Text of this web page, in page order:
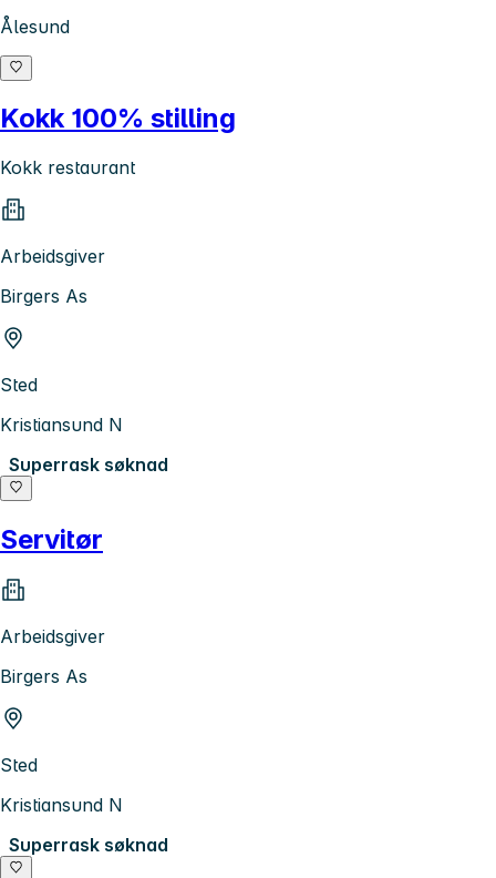
Ålesund
Kokk 100% stilling
Kokk restaurant
Arbeidsgiver
Birgers As
Sted
Kristiansund N
Superrask søknad
Servitør
Arbeidsgiver
Birgers As
Sted
Kristiansund N
Superrask søknad